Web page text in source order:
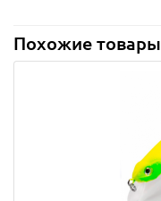
Похожие товары